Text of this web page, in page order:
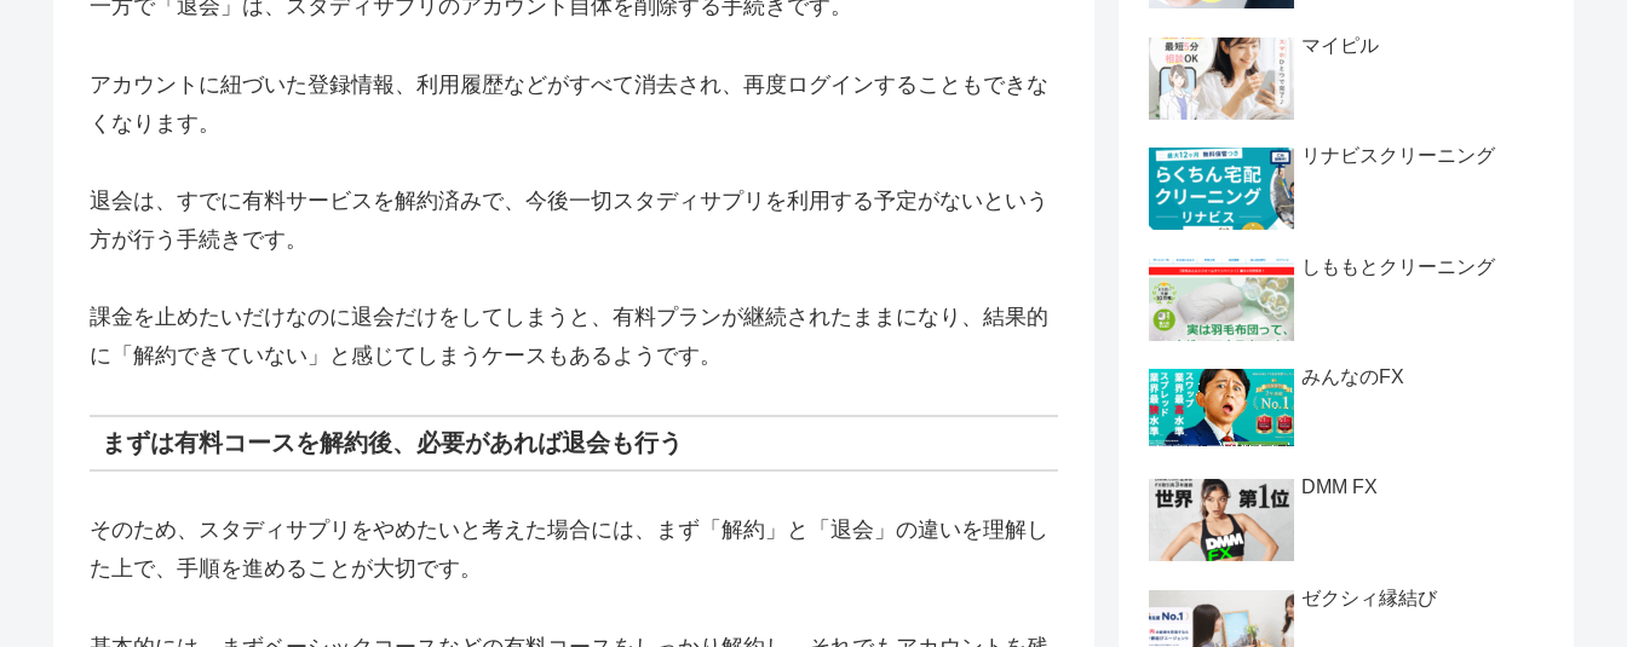
一方で「退会」は、スタディサプリのアカウント自体を削除する手続きです。
アカウントに紐づいた登録情報、利用履歴などがすべて消去され、再度ログインすることもできな
くなります。
退会は、すでに有料サービスを解約済みで、今後一切スタディサプリを利用する予定がないという
方が行う手続きです。
課金を止めたいだけなのに退会だけをしてしまうと、有料プランが継続されたままになり、結果的
に「解約できていない」と感じてしまうケースもあるようです。
まずは有料コースを解約後、必要があれば退会も行う
そのため、スタディサプリをやめたいと考えた場合には、まず「解約」と「退会」の違いを理解し
た上で、手順を進めることが大切です。
マイピル
リナビスクリーニング
しももとクリーニング
みんなのFX
DMM FX
ゼクシィ縁結び